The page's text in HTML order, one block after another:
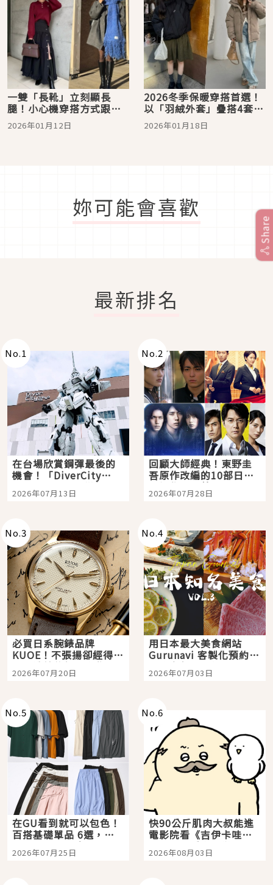
一雙「長靴」立刻顯長
腿！小心機穿搭方式跟著
日本女生學會4種搭配
2026年01月12日
2026冬季保暖穿搭首選！
以「羽絨外套」疊搭4套日
系造型
2026年01月18日
妳可能會喜歡
最新排名
No.1
在台場欣賞鋼彈最後的
機會！「DiverCity
Tokyo Plaza」搭船、
購物、美食及夜景，一
2026年07月13日
No.2
回顧大師經典！東野圭
吾原作改編的10部日本
影視作品推薦
2026年07月28日
No.3
必買日系腕錶品牌
KUOE！不張揚卻經得起
時間洗鍊的經典之作五
選
2026年07月20日
No.4
用日本最大美食網站
Gurunavi 客製化預約九
大都市餐廳，打造專屬
美食體驗！
2026年07月03日
No.5
在GU看到就可以包色！
百搭基礎單品 6選，閉
眼全收也不心疼
2026年07月25日
No.6
快90公斤肌肉大叔能進
電影院看《吉伊卡哇》
嗎？日本重金屬樂團
「打首」會長與nagano
2026年08月03日
Share